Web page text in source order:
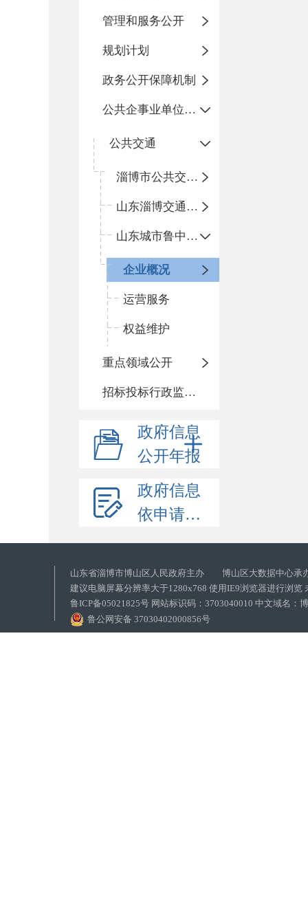
管理和服务公开
规划计划
政务公开保障机制
公共企事业单位信息公开
公共交通
淄博市公共交通有限公司博山分公司
山东淄博交通运输集团有限公司博山分公司
山东城市鲁中候机楼有限公司博山分公司
企业概况
运营服务
权益维护
重点领域公开
招标投标行政监督责任清单
政府信息
公开年报
政府信息
依申请公开
山东省淄博市博山区人民政府主办 博山区大数据中心承
建议电脑屏幕分辨率大于1280x768 使用IE9浏览器进行浏览
鲁ICP备05021825号 网站标识码：3703040010 中文域名：
鲁公网安备 37030402000856号